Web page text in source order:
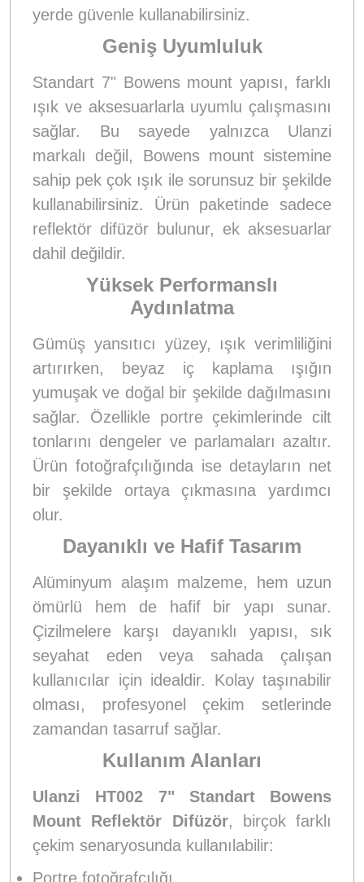
yerde güvenle kullanabilirsiniz.
Geniş Uyumluluk
Standart 7" Bowens mount yapısı, farklı
ışık ve aksesuarlarla uyumlu çalışmasını
sağlar. Bu sayede yalnızca Ulanzi
markalı değil, Bowens mount sistemine
sahip pek çok ışık ile sorunsuz bir şekilde
kullanabilirsiniz. Ürün paketinde sadece
reflektör difüzör bulunur, ek aksesuarlar
dahil değildir.
Yüksek Performanslı
Aydınlatma
Gümüş yansıtıcı yüzey, ışık verimliliğini
artırırken, beyaz iç kaplama ışığın
yumuşak ve doğal bir şekilde dağılmasını
sağlar. Özellikle portre çekimlerinde cilt
tonlarını dengeler ve parlamaları azaltır.
Ürün fotoğrafçılığında ise detayların net
bir şekilde ortaya çıkmasına yardımcı
olur.
Dayanıklı ve Hafif Tasarım
Alüminyum alaşım malzeme, hem uzun
ömürlü hem de hafif bir yapı sunar.
Çizilmelere karşı dayanıklı yapısı, sık
seyahat eden veya sahada çalışan
kullanıcılar için idealdir. Kolay taşınabilir
olması, profesyonel çekim setlerinde
zamandan tasarruf sağlar.
Kullanım Alanları
Ulanzi HT002 7" Standart Bowens
Mount Reflektör Difüzör, birçok farklı
çekim senaryosunda kullanılabilir:
Portre fotoğrafçılığı